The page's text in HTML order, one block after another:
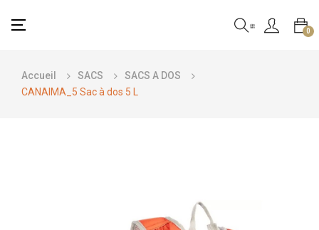
Basculer
☰ 0
Accueil SACS
SACS A DOS
CANAIMA_5 Sac à dos 5 L